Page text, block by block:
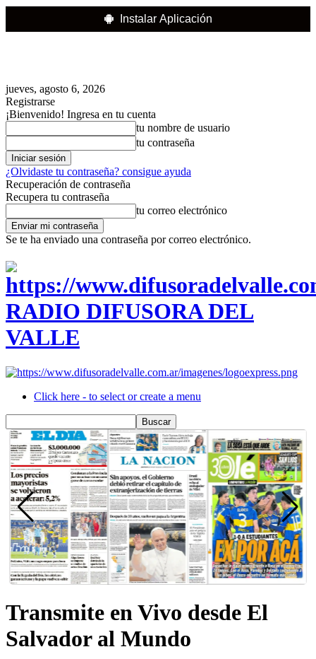
Instalar Aplicación
jueves, agosto 6, 2026
Registrarse
¡Bienvenido! Ingresa en tu cuenta
tu nombre de usuario
tu contraseña
¿Olvidaste tu contraseña? consigue ayuda
Recuperación de contraseña
Recupera tu contraseña
tu correo electrónico
Se te ha enviado una contraseña por correo electrónico.
RADIO DIFUSORA DEL
VALLE
Click here - to select or create a menu
Transmite en Vivo desde El
Salvador al Mundo